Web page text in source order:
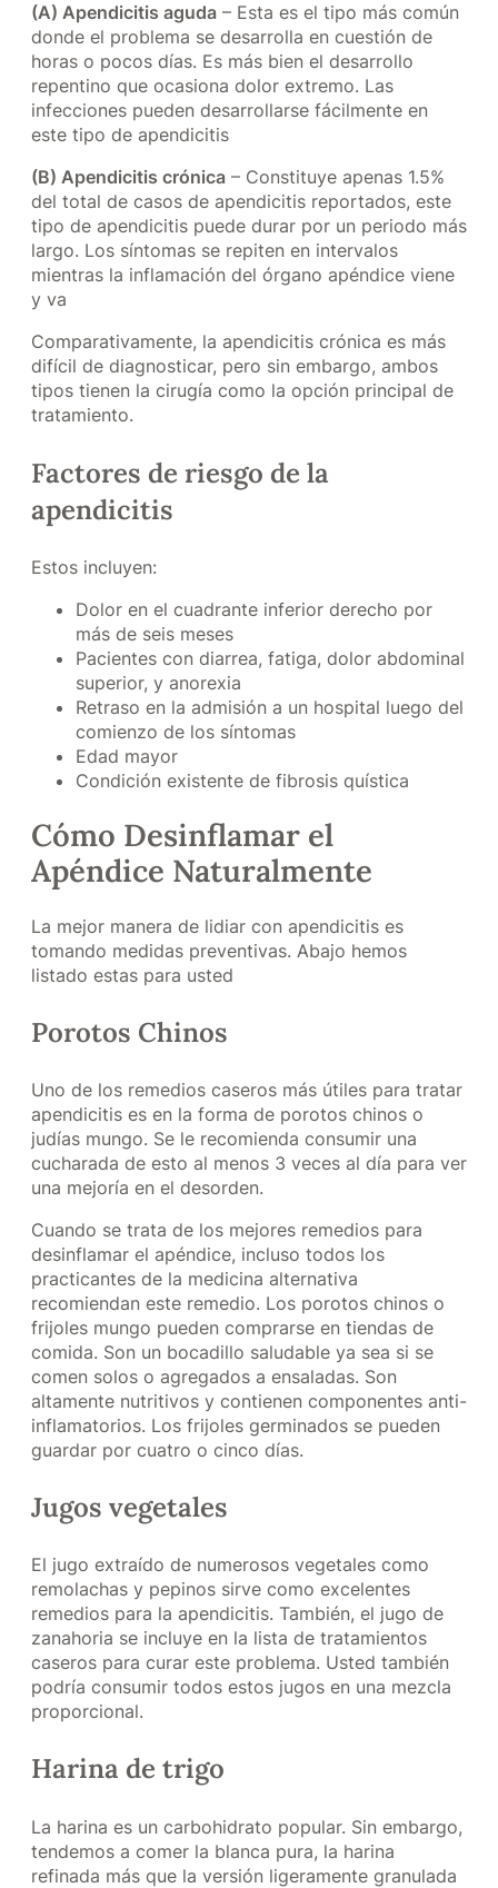
(A) Apendicitis aguda – Esta es el tipo más común
donde el problema se desarrolla en cuestión de
horas o pocos días. Es más bien el desarrollo
repentino que ocasiona dolor extremo. Las
infecciones pueden desarrollarse fácilmente en
este tipo de apendicitis
(B) Apendicitis crónica – Constituye apenas 1.5%
del total de casos de apendicitis reportados, este
tipo de apendicitis puede durar por un periodo más
largo. Los síntomas se repiten en intervalos
mientras la inflamación del órgano apéndice viene
y va
Comparativamente, la apendicitis crónica es más
difícil de diagnosticar, pero sin embargo, ambos
tipos tienen la cirugía como la opción principal de
tratamiento.
Factores de riesgo de la
apendicitis
Estos incluyen:
Dolor en el cuadrante inferior derecho por
más de seis meses
Pacientes con diarrea, fatiga, dolor abdominal
superior, y anorexia
Retraso en la admisión a un hospital luego del
comienzo de los síntomas
Edad mayor
Condición existente de fibrosis quística
Cómo Desinflamar el
Apéndice Naturalmente
La mejor manera de lidiar con apendicitis es
tomando medidas preventivas. Abajo hemos
listado estas para usted
Porotos Chinos
Uno de los remedios caseros más útiles para tratar
apendicitis es en la forma de porotos chinos o
judías mungo. Se le recomienda consumir una
cucharada de esto al menos 3 veces al día para ver
una mejoría en el desorden.
Cuando se trata de los mejores remedios para
desinflamar el apéndice, incluso todos los
practicantes de la medicina alternativa
recomiendan este remedio. Los porotos chinos o
frijoles mungo pueden comprarse en tiendas de
comida. Son un bocadillo saludable ya sea si se
comen solos o agregados a ensaladas. Son
altamente nutritivos y contienen componentes anti-
inflamatorios. Los frijoles germinados se pueden
guardar por cuatro o cinco días.
Jugos vegetales
El jugo extraído de numerosos vegetales como
remolachas y pepinos sirve como excelentes
remedios para la apendicitis. También, el jugo de
zanahoria se incluye en la lista de tratamientos
caseros para curar este problema. Usted también
podría consumir todos estos jugos en una mezcla
proporcional.
Harina de trigo
La harina es un carbohidrato popular. Sin embargo,
tendemos a comer la blanca pura, la harina
refinada más que la versión ligeramente granulada